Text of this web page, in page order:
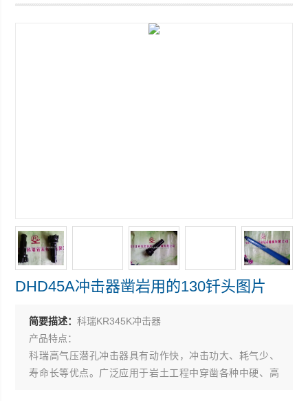
DHD45A冲击器凿岩用的130钎头图片
DHD45A冲击器凿岩用的130钎头图片
简要描述：科瑞KR345K冲击器
产品特点：
科瑞高气压潜孔冲击器具有动作快，冲击功大、耗气少、
寿命长等优点。广泛应用于岩土工程中穿凿各种中硬、高